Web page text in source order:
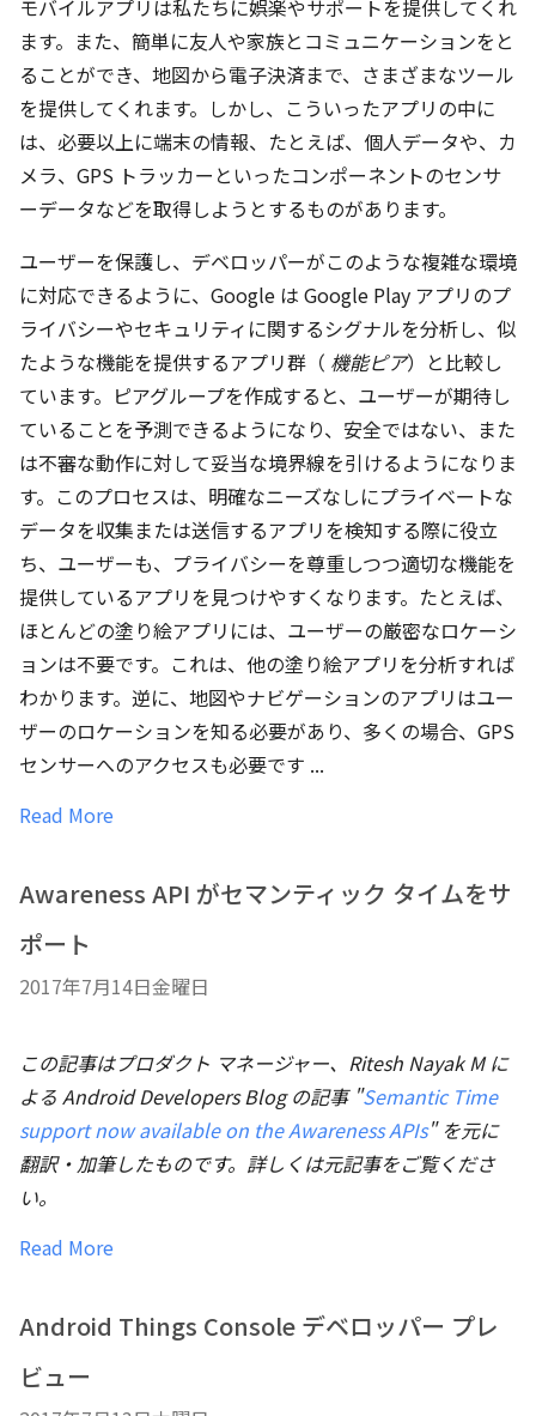
モバイルアプリは私たちに娯楽やサポートを提供してくれ
ます。また、簡単に友人や家族とコミュニケーションをと
ることができ、地図から電子決済まで、さまざまなツール
を提供してくれます。しかし、こういったアプリの中に
は、必要以上に端末の情報、たとえば、個人データや、カ
メラ、GPS トラッカーといったコンポーネントのセンサ
ーデータなどを取得しようとするものがあります。
ユーザーを保護し、デベロッパーがこのような複雑な環境
に対応できるように、Google は Google Play アプリのプ
ライバシーやセキュリティに関するシグナルを分析し、似
たような機能を提供するアプリ群（ 機能ピア）と比較し
ています。ピアグループを作成すると、ユーザーが期待し
ていることを予測できるようになり、安全ではない、また
は不審な動作に対して妥当な境界線を引けるようになりま
す。このプロセスは、明確なニーズなしにプライベートな
データを収集または送信するアプリを検知する際に役立
ち、ユーザーも、プライバシーを尊重しつつ適切な機能を
提供しているアプリを見つけやすくなります。たとえば、
ほとんどの塗り絵アプリには、ユーザーの厳密なロケーシ
ョンは不要です。これは、他の塗り絵アプリを分析すれば
わかります。逆に、地図やナビゲーションのアプリはユー
ザーのロケーションを知る必要があり、多くの場合、GPS
センサーへのアクセスも必要です ...
Read More
Awareness API がセマンティック タイムをサ
ポート
2017年7月14日金曜日
この記事はプロダクト マネージャー、Ritesh Nayak M に
よる Android Developers Blog の記事 "Semantic Time
support now available on the Awareness APIs" を元に
翻訳・加筆したものです。詳しくは元記事をご覧くださ
い。
Read More
Android Things Console デベロッパー プレ
ビュー